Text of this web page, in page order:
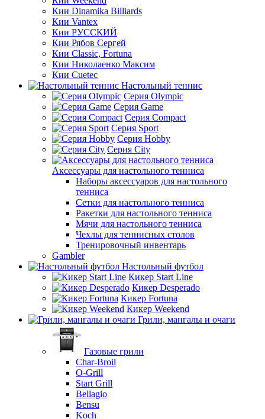
Кии Dinamika Billiards
Кии Vantex
Кии РУССКИЙ
Кии Рябов Сергей
Кии Classic, Fortuna
Кии Николаенко Максим
Кии Cuetec
Настольный теннис
Серия Olympic
Серия Game
Серия Compact
Серия Sport
Серия Hobby
Серия City
Аксессуары для настольного тенниса
Наборы аксессуаров для настольного
тенниса
Сетки для настольного тенниса
Ракетки для настольного тенниса
Мячи для настольного тенниса
Чехлы для теннисных столов
Тренировочный инвентарь
Gambler
Настольный футбол
Кикер Start Line
Кикер Desperado
Кикер Fortuna
Кикер Weekend
Грили, мангалы и очаги
Газовые грили
Char-Broil
O-Grill
Start Grill
Bellagio
Bensu
Koch